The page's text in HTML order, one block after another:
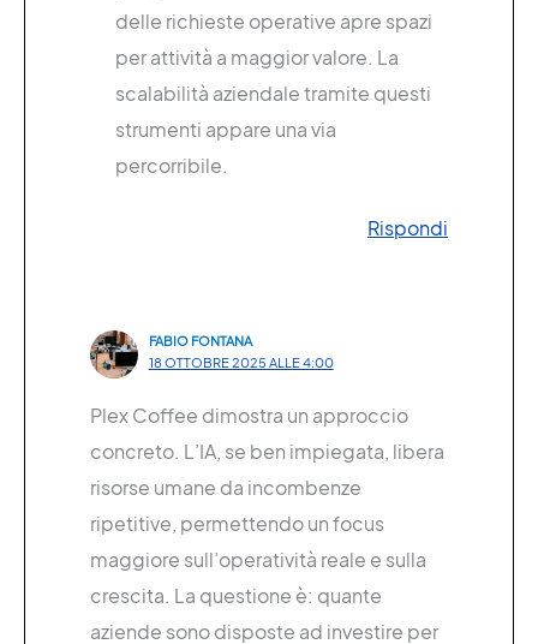
delle richieste operative apre spazi
per attività a maggior valore. La
scalabilità aziendale tramite questi
strumenti appare una via
percorribile.
Rispondi
FABIO FONTANA
18 OTTOBRE 2025 ALLE 4:00
Plex Coffee dimostra un approccio
concreto. L’IA, se ben impiegata, libera
risorse umane da incombenze
ripetitive, permettendo un focus
maggiore sull’operatività reale e sulla
crescita. La questione è: quante
aziende sono disposte ad investire per